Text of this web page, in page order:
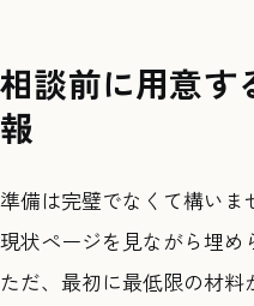
相談前に用意す
報
準備は完璧でなくて構いま
現状ページを見ながら埋め
ただ、最初に最低限の材